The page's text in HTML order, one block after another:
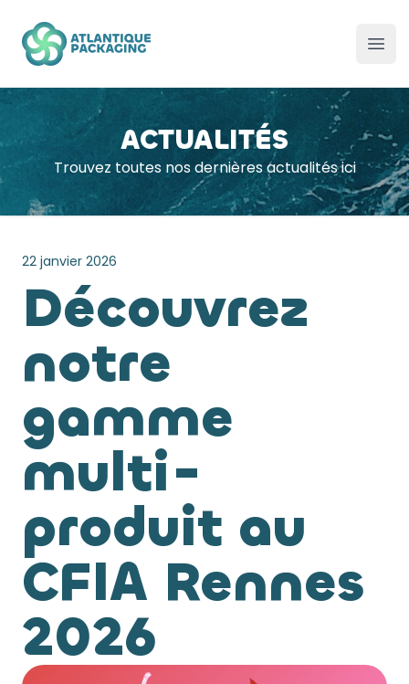
Atlantique Packaging
ACTUALITÉS
Trouvez toutes nos dernières actualités ici
22 janvier 2026
Découvrez
notre
gamme
multi-
produit au
CFIA Rennes
2026